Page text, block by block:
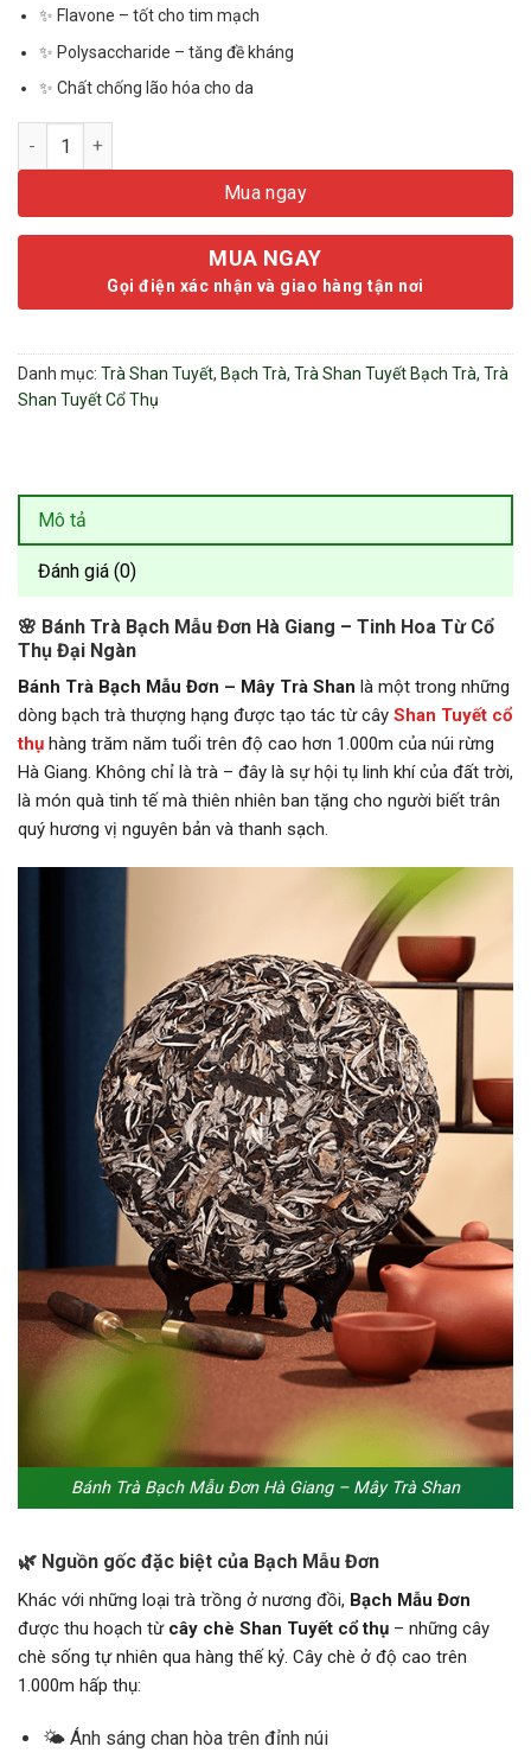
✨ Flavone – tốt cho tim mạch
✨ Polysaccharide – tăng đề kháng
✨ Chất chống lão hóa cho da
Bánh Trà Bạch Mẫu Đơn Hà Giang - Mây Trà Shan số lượng
Mua ngay
MUA NGAY
Gọi điện xác nhận và giao hàng tận nơi
Danh mục: Trà Shan Tuyết, Bạch Trà, Trà Shan Tuyết Bạch Trà, Trà
Shan Tuyết Cổ Thụ
Mô tả
Đánh giá (0)
🌸 Bánh Trà Bạch Mẫu Đơn Hà Giang – Tinh Hoa Từ Cổ
Thụ Đại Ngàn
Bánh Trà Bạch Mẫu Đơn – Mây Trà Shan là một trong những
dòng bạch trà thượng hạng được tạo tác từ cây Shan Tuyết cổ
thụ hàng trăm năm tuổi trên độ cao hơn 1.000m của núi rừng
Hà Giang. Không chỉ là trà – đây là sự hội tụ linh khí của đất trời,
là món quà tinh tế mà thiên nhiên ban tặng cho người biết trân
quý hương vị nguyên bản và thanh sạch.
Bánh Trà Bạch Mẫu Đơn Hà Giang – Mây Trà Shan
🌿 Nguồn gốc đặc biệt của Bạch Mẫu Đơn
Khác với những loại trà trồng ở nương đồi, Bạch Mẫu Đơn
được thu hoạch từ cây chè Shan Tuyết cổ thụ – những cây
chè sống tự nhiên qua hàng thế kỷ. Cây chè ở độ cao trên
1.000m hấp thụ:
🌤️ Ánh sáng chan hòa trên đỉnh núi